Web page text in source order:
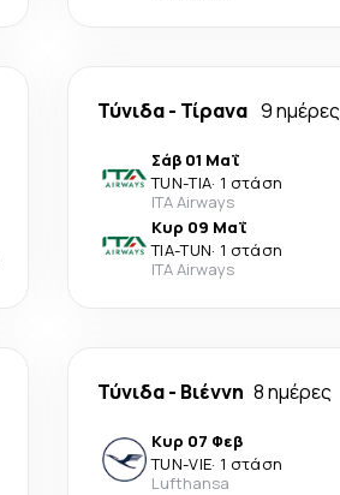
Τύνιδα- Τίρανα 9 ημέρες
Σάβ 01 Μαΐ
TUN-TIA· 1 στάση
ITA Airways
Κυρ 09 Μαΐ
TIA-TUN· 1 στάση
ITA Airways
Τύνιδα- Βιέννη 8 ημέρες
Κυρ 07 Φεβ
TUN-VIE· 1 στάση
Lufthansa